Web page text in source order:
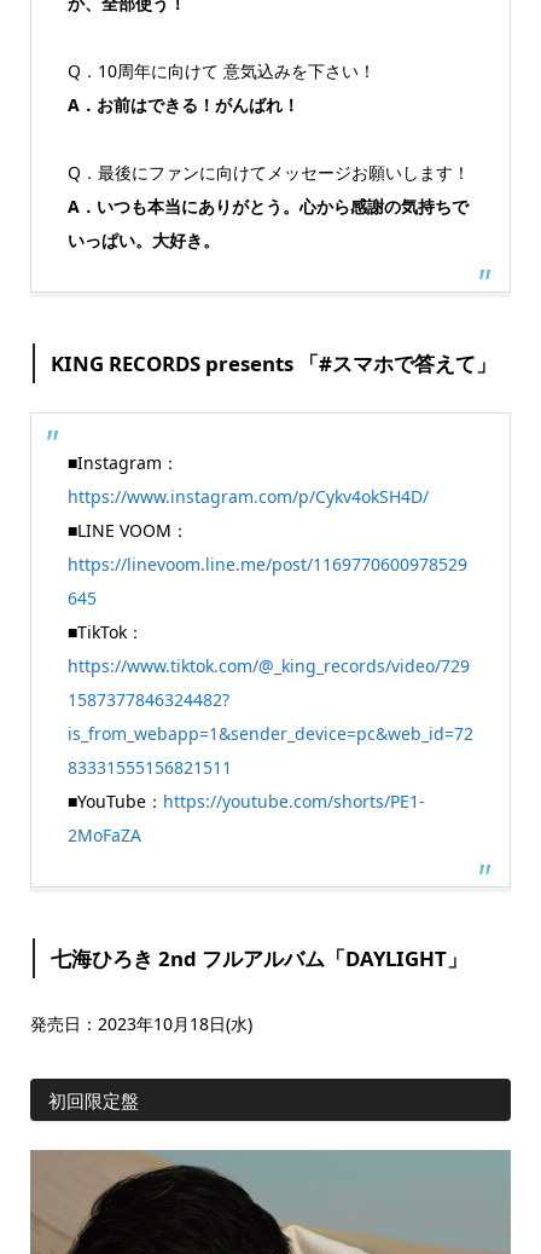
Q．10周年に向けて 意気込みを下さい！
A．お前はできる！がんばれ！
Q．最後にファンに向けてメッセージお願いします！
A．いつも本当にありがとう。心から感謝の気持ちで
いっぱい。大好き。
KING RECORDS presents 「#スマホで答えて」
■Instagram：
https://www.instagram.com/p/Cykv4okSH4D/
■LINE VOOM：
https://linevoom.line.me/post/1169770600978529
645
■TikTok：
https://www.tiktok.com/@_king_records/video/729
1587377846324482?
is_from_webapp=1&sender_device=pc&web_id=72
83331555156821511
■YouTube： https://youtube.com/shorts/PE1-
2MoFaZA
七海ひろき 2nd フルアルバム「DAYLIGHT」
発売日：2023年10月18日(水)
初回限定盤